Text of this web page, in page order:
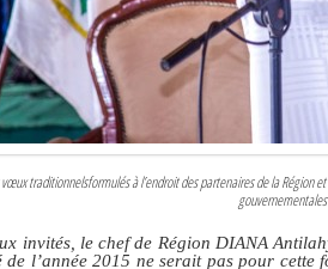
traditionnelsformulés à l’endroit des partenaires de la Région
invités, le chef de Région DIANA
de l’année 2015 ne serait pas pour cette